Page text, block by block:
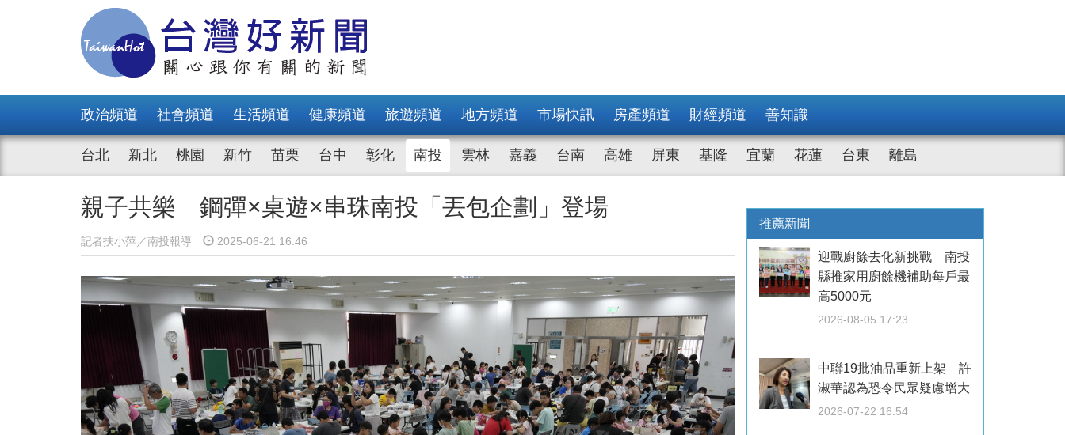
政治頻道 社會頻道 生活頻道 健康頻道 旅遊頻道 地方頻道 市場快訊 房產頻道 財經頻道 善知識
台北 新北 桃園 新竹 苗栗 台中 彰化 南投 雲林 嘉義 台南 高雄 屏東 基隆 宜蘭 花蓮 台東 離島
親子共樂 鋼彈×桌遊×串珠南投「丟包企劃」登場
記者扶小萍／南投報導 2025-06-21 16:46
推薦新聞
迎戰廚餘去化新挑戰 南投
縣推家用廚餘機補助每戶最
高5000元
2026-08-05 17:23
中聯19批油品重新上架 許
淑華認為恐令民眾疑慮增大
2026-07-22 16:54